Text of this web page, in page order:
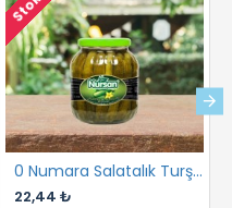
0 Numara Salatalık Turşusu 1700 cc
22,44 ₺